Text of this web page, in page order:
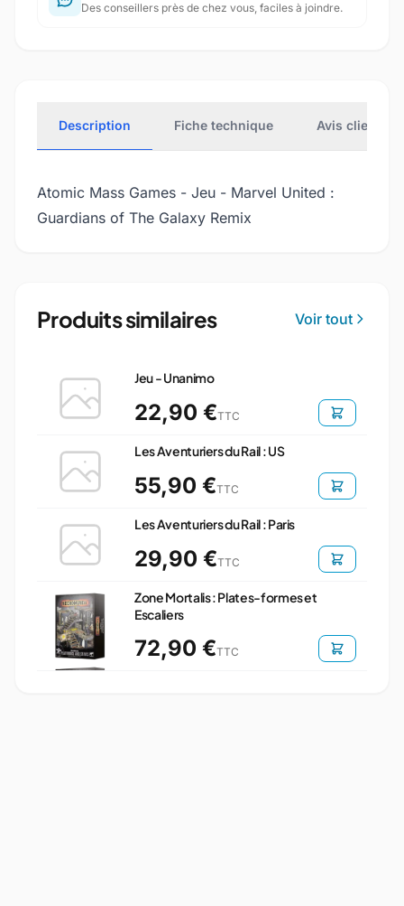
Des conseillers près de chez vous, faciles à joindre.
Description Fiche technique Avis clients
Atomic Mass Games - Jeu - Marvel United :
Guardians of The Galaxy Remix
Produits similaires Voir tout
Jeu - Unanimo
22,90 €TTC
Les Aventuriers du Rail : US
55,90 €TTC
Les Aventuriers du Rail : Paris
29,90 €TTC
Zone Mortalis : Plates-formes et
Escaliers
72,90 €TTC